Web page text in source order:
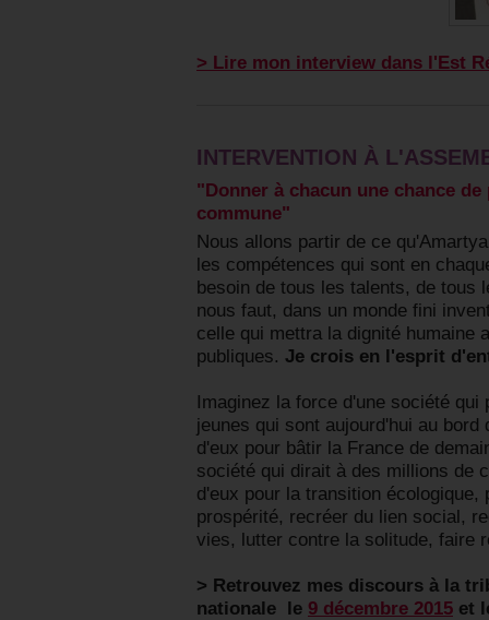
> Lire mon interview dans l'Est
INTERVENTION À
"Donner à chacun une chance
commune"
Nous allons partir de ce
les compétences qui sont en
besoin de tous les talents, de tous
nous faut, dans un monde fini
celle qui mettra la dignité humaine
publiques. Je crois en l'esprit
Imaginez la force d'une société
jeunes qui sont aujourd'hui au bord
d'eux pour bâtir la France de
société qui dirait à des millions de
d'eux pour la transition écologique,
prospérité, recréer du lien social,
vies, lutter contre la solitude, faire
> Retrouvez mes discours à la
nationale le 9 décembre 2015 et